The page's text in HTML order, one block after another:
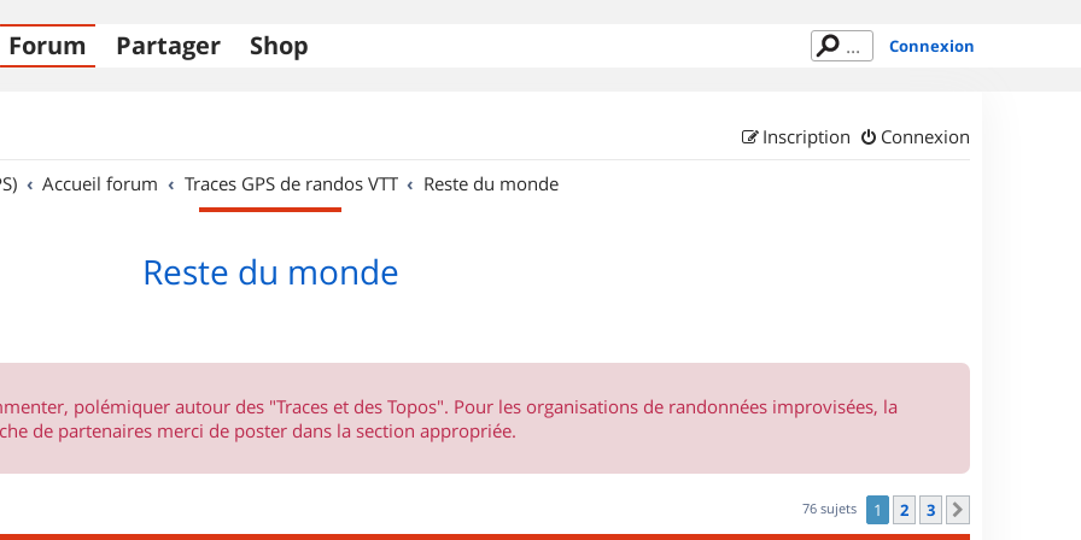
Forum Partager Shop Connexion
Connexion
Inscription
Accueil forum Traces GPS de randos VTT Reste du monde
Reste du monde
polémiquer autour des "Traces et des Topos". Pour les organisations de randonnées improvisées, la
de partenaires merci de poster dans la section appropriée.
76 sujets 1 2 3